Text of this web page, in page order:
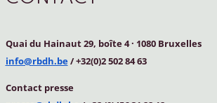
Quai du Hainaut 29, boîte 4· 1080 Bruxelles
info@rbdh.be/ +32(0)2 502 84 63
Contact presse